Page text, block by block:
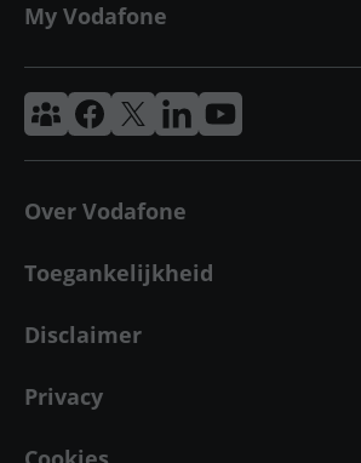
My Vodafone
Vodafone & Ziggo Community
Vodafone Facebook
Vodafone XVodafoneZiggo LinkedIn
Vodafone YouTube
Over Vodafone
Toegankelijkheid
Disclaimer
Privacy